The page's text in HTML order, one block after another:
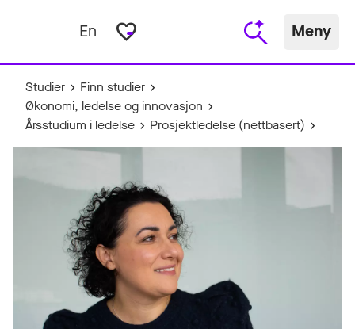
En favorite_border Meny
Studier
Finn studier
Økonomi, ledelse og innovasjon
Årsstudium i ledelse
Prosjektledelse (nettbasert)